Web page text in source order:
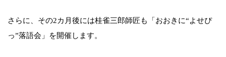
さらに、その2カ月後には桂雀三郎師匠も「おおきに“よせぴ
っ”落語会」を開催します。